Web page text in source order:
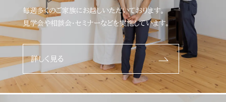
毎週多くのご家族にお越しいただいております。
見学会や相談会・セミナーなどを実施しています。
詳しく見る